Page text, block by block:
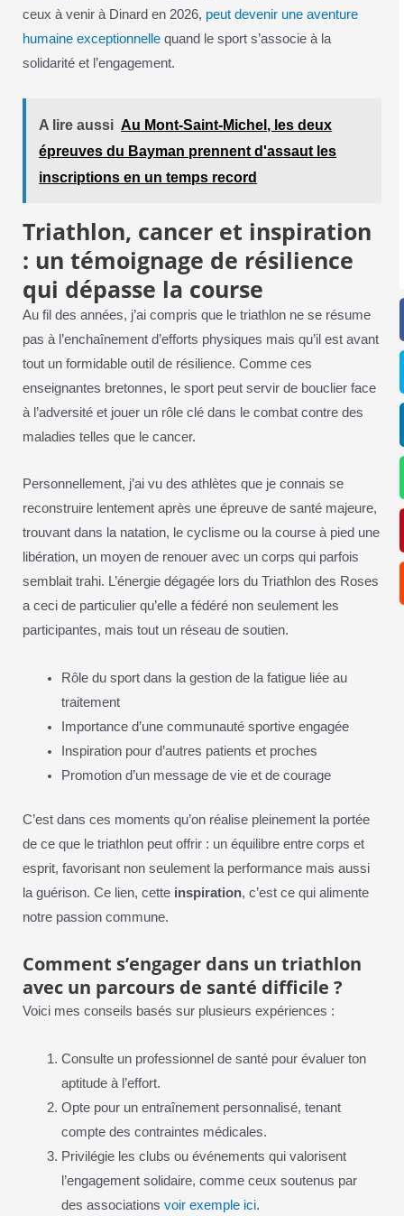
ceux à venir à Dinard en 2026, peut devenir une aventure
humaine exceptionnellequand le sport s’associe à la
solidarité et l’engagement.
A lire aussi Au Mont-Saint-Michel, les deux
épreuves du Bayman prennent d'assaut les
inscriptions en un temps record
Triathlon, cancer et inspiration
: un témoignage de résilience
qui dépasse la course
Au fil des années, j’ai compris que le triathlon ne se résume
pas à l’enchaînement d’efforts physiques mais qu’il est avant
tout un formidable outil de résilience. Comme ces
enseignantes bretonnes, le sport peut servir de bouclier face
à l’adversité et jouer un rôle clé dans le combat contre des
maladies telles que le cancer.
Personnellement, j’ai vu des athlètes que je connais se
reconstruire lentement après une épreuve de santé majeure,
trouvant dans la natation, le cyclisme ou la course à pied une
libération, un moyen de renouer avec un corps qui parfois
semblait trahi. L’énergie dégagée lors du Triathlon des Roses
a ceci de particulier qu’elle a fédéré non seulement les
participantes, mais tout un réseau de soutien.
Rôle du sport dans la gestion de la fatigue liée au
traitement
Importance d’une communauté sportive engagée
Inspiration pour d’autres patients et proches
Promotion d’un message de vie et de courage
C’est dans ces moments qu’on réalise pleinement la portée
de ce que le triathlon peut offrir : un équilibre entre corps et
esprit, favorisant non seulement la performance mais aussi
la guérison. Ce lien, cette inspiration, c’est ce qui alimente
notre passion commune.
Comment s’engager dans un triathlon
avec un parcours de santé difficile ?
Voici mes conseils basés sur plusieurs expériences :
Consulte un professionnel de santé pour évaluer ton
aptitude à l’effort.
Opte pour un entraînement personnalisé, tenant
compte des contraintes médicales.
Privilégie les clubs ou événements qui valorisent
l’engagement solidaire, comme ceux soutenus par
des associationsvoir exemple ici.